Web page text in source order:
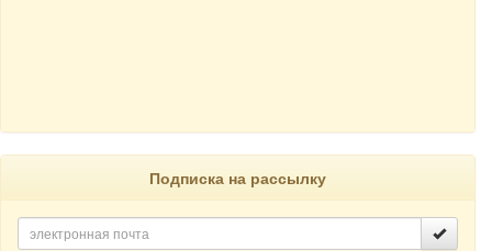
Подписка на рассылку